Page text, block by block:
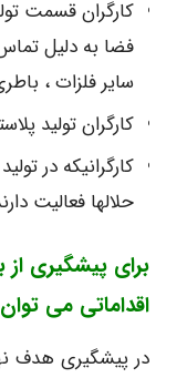
کارگران قسمت
فضا به دلیل
سایر فلزات ،
کارگران تولید
کارگرانیکه در
حلالها فعالیت
برای پیشگیری از
اقداماتی می
در پیشگیری هدف